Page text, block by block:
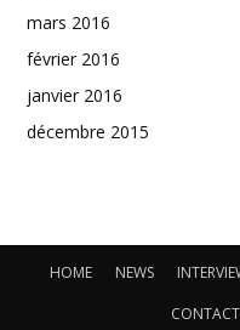
mars 2016
février 2016
janvier 2016
décembre 2015
HOME NEWS
CONTACT